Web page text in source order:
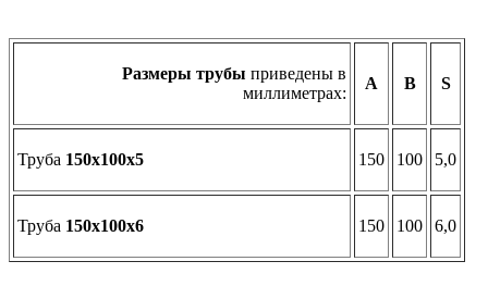
Размеры трубы приведены в
миллиметрах:
А B S
Труба 150х100х5 150 100 5,0
Труба 150х100х6 150 100 6,0